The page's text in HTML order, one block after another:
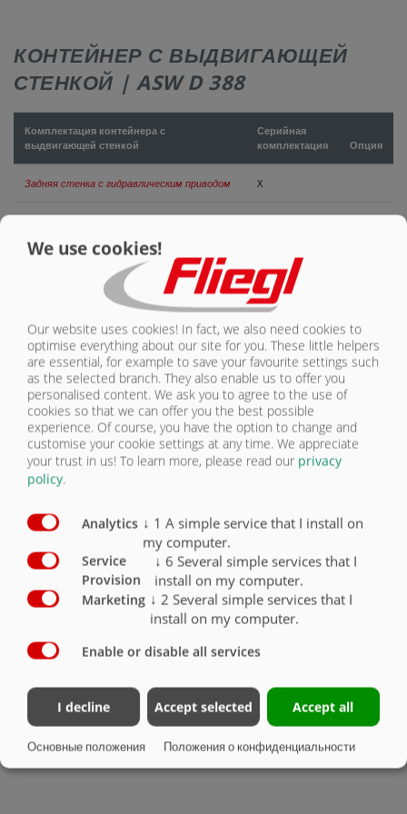
КОНТАКТЫ
КОНТЕЙНЕР С ВЫДВИГАЮЩЕЙ
СТЕНКОЙ | ASW D 388
Комплектация контейнера с
выдвигающей стенкой
Серийная
комплектация
Опция
Задняя стенка с гидравлическим приводом X
Гидравлическая большая задняя стенка
Боковые стенки из стали X
Боковые стенки из алюминия O
Лестница выдвижная
Боковые стенки и задняя стенка высотой
2000 мм, с надставной решеткой для
передней стенки
X
2300 мм, с надставной решеткой для
передней стенки
O
Боковые наружные стенки окрашенные O
Противоударный гамак для картофеля
Держатели шлангов на торцевой стороне
расположенными по периметру
полиуретановыми планками,
высококачественное уплотнение, прокладка
шлангов (ASW)
X
We use cookies!
Our website uses cookies! In fact, we also need cookies to
optimise everything about our site for you. These little helpers
are essential, for example to save your favourite settings such
as the selected branch. They also enable us to offer you
personalised content. We ask you to agree to the use of
cookies so that we can offer you the best possible
experience. Of course, you have the option to change and
customise your cookie settings at any time. We appreciate
your trust in us! To learn more, please read our privacy
policy.
Analytics ↓ 1 A simple service that I install on
my computer.
Service
Provision
↓ 6 Several simple services that I
install on my computer.
Marketing ↓ 2 Several simple services that I
install on my computer.
Enable or disable all services
I decline Accept selected Accept all
Основные положения Положения о конфиденциальности